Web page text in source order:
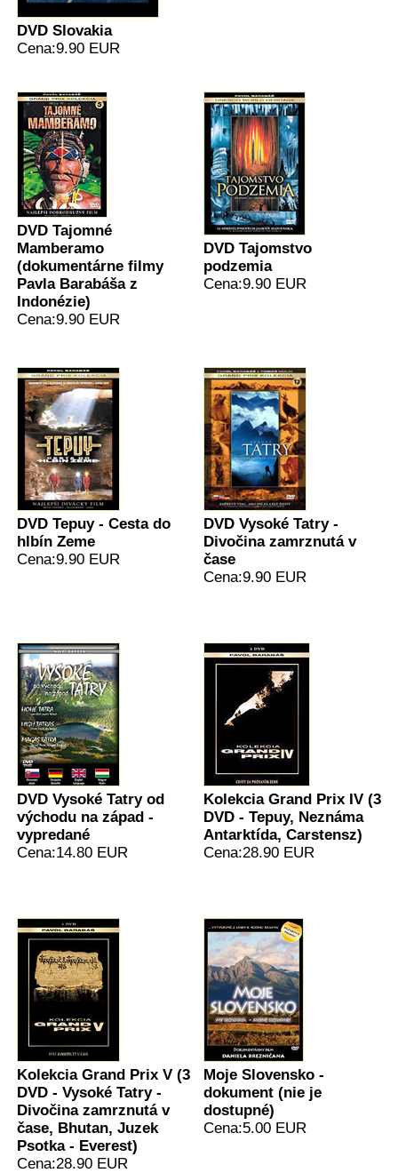
DVD Slovakia
Cena:9.90 EUR
DVD Tajomné
Mamberamo
(dokumentárne filmy
Pavla Barabáša z
Indonézie)
Cena:9.90 EUR
DVD Tajomstvo
podzemia
Cena:9.90 EUR
DVD Tepuy - Cesta do
hlbín Zeme
Cena:9.90 EUR
DVD Vysoké Tatry -
Divočina zamrznutá v
čase
Cena:9.90 EUR
DVD Vysoké Tatry od
východu na západ -
vypredané
Cena:14.80 EUR
Kolekcia Grand Prix IV (3
DVD - Tepuy, Neznáma
Antarktída, Carstensz)
Cena:28.90 EUR
Kolekcia Grand Prix V (3
DVD - Vysoké Tatry -
Divočina zamrznutá v
čase, Bhutan, Juzek
Psotka - Everest)
Cena:28.90 EUR
Moje Slovensko -
dokument (nie je
dostupné)
Cena:5.00 EUR